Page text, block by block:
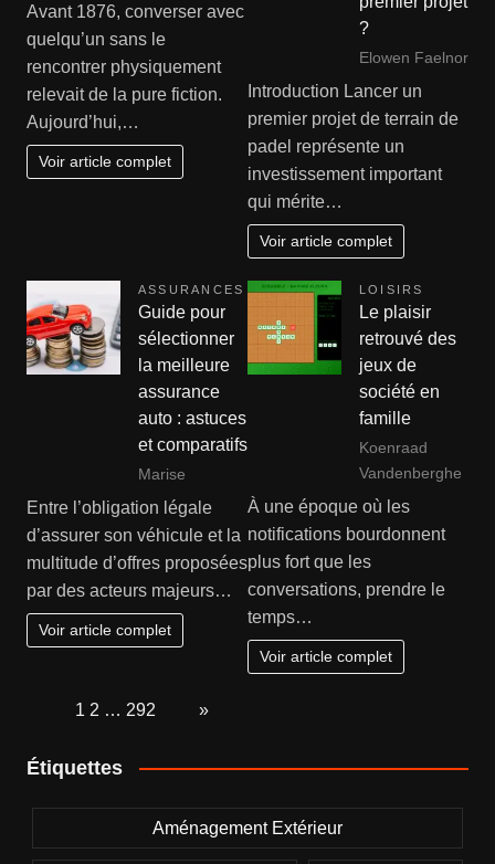
Avant 1876, converser avec
quelqu’un sans le
rencontrer physiquement
relevait de la pure fiction.
Aujourd’hui,…
Voir article complet
?
Elowen Faelnor
Introduction Lancer un
premier projet de terrain de
padel représente un
investissement important
qui mérite…
Voir article complet
ASSURANCES
Guide pour
sélectionner
la meilleure
assurance
auto : astuces
et comparatifs
Marise
Entre l’obligation légale
d’assurer son véhicule et la
multitude d’offres proposées
par des acteurs majeurs…
Voir article complet
LOISIRS
Le plaisir
retrouvé des
jeux de
société en
famille
Koenraad
Vandenberghe
À une époque où les
notifications bourdonnent
plus fort que les
conversations, prendre le
temps…
Voir article complet
1 2 … 292 »
Étiquettes
Aménagement Extérieur